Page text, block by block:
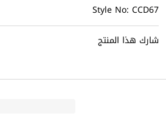
Style No: CCD67
شارك هذا المنتج